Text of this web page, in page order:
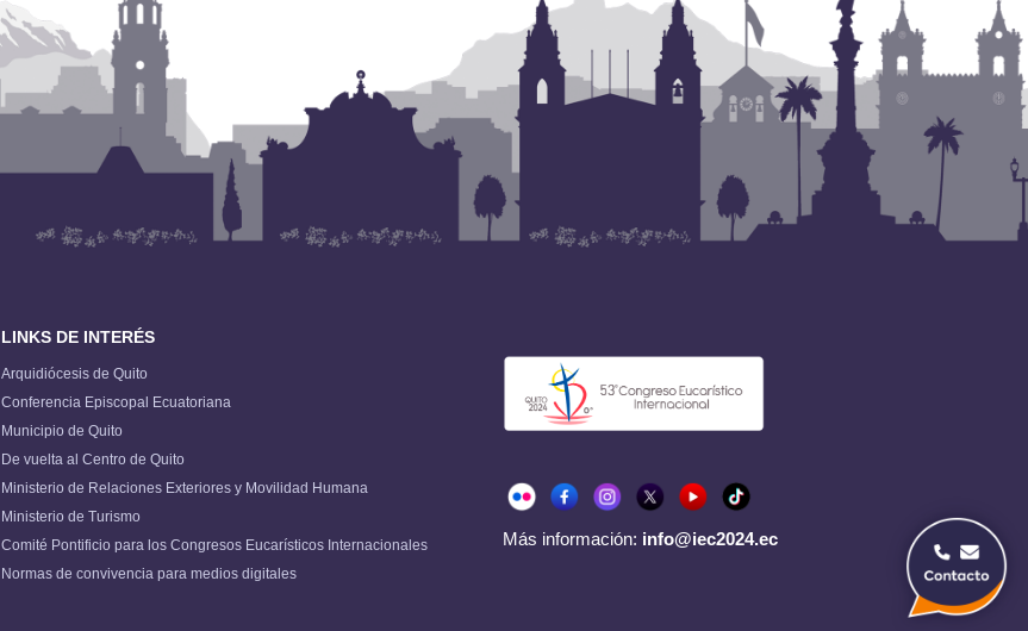
LINKS DE INTERÉS
Arquidiócesis de Quito
Conferencia Episcopal Ecuatoriana
Municipio de Quito
De vuelta al Centro de Quito
Ministerio de Relaciones Exteriores y Movilidad Humana
Ministerio de Turismo
Comité Pontificio para los Congresos Eucarísticos Internacionales
Normas de convivencia para medios digitales
Más información: info@iec2024.ec